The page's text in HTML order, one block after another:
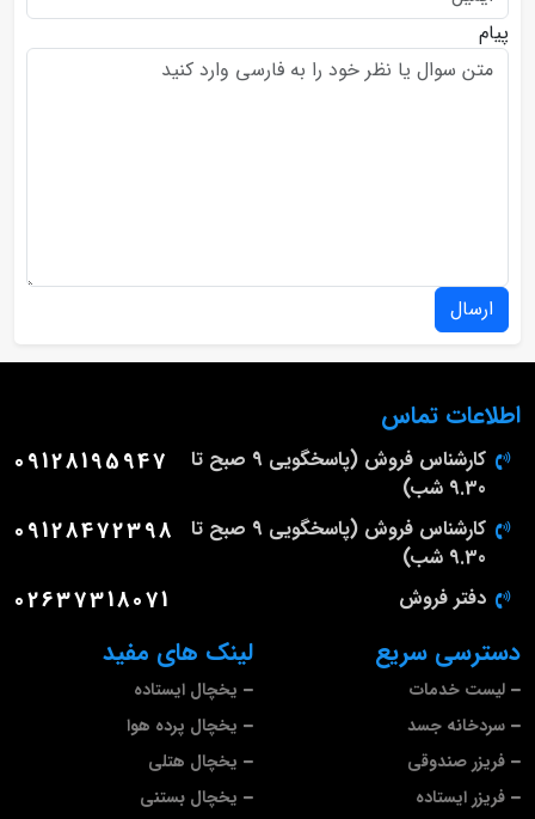
پیام
ارسال
لینک های مفید
یخچال ایستاده
یخچال پرده هوا
یخچال هتلی
یخچال بستنی
دسترسی سریع
لیست خدمات
سردخانه جسد
فریزر صندوقی
فریزر ایستاده
اطلاعات تماس
کارشناس فروش (پاسخگویی 9 صبح تا
9.30 شب)
09128195947
کارشناس فروش (پاسخگویی 9 صبح تا
9.30 شب)
09128472398
دفتر فروش 02637318071